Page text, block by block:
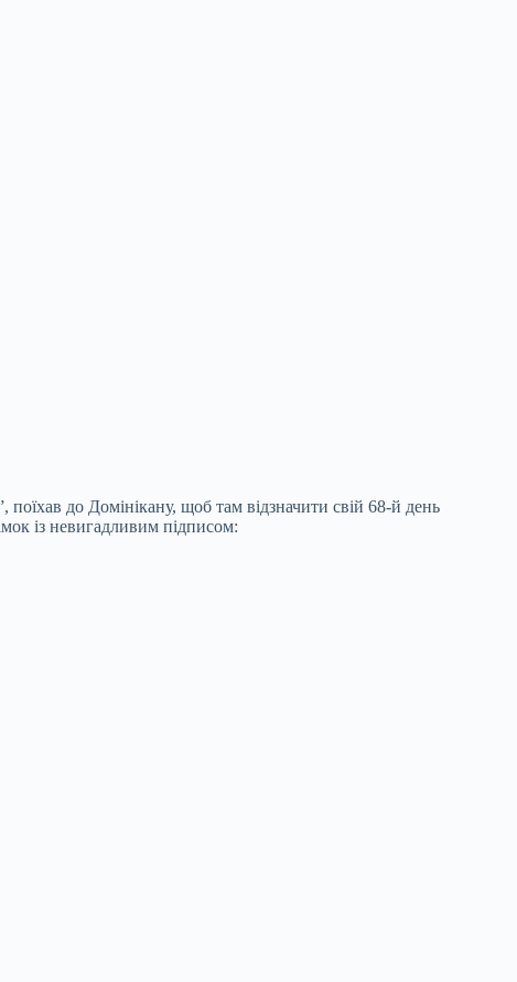
поїхав до Домінікану, щоб там відзначити свій 68-й день
із невигадливим підписом: